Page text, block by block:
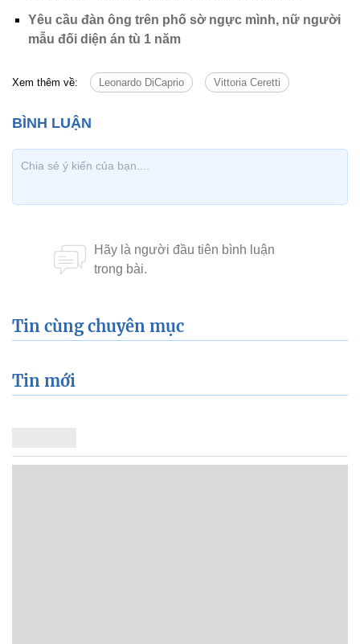
Yêu cầu đàn ông trên phố sờ ngực mình, nữ người
mẫu đối diện án tù 1 năm
Xem thêm về: Leonardo DiCaprio Vittoria Ceretti
Tin cùng chuyên mục
Tin mới